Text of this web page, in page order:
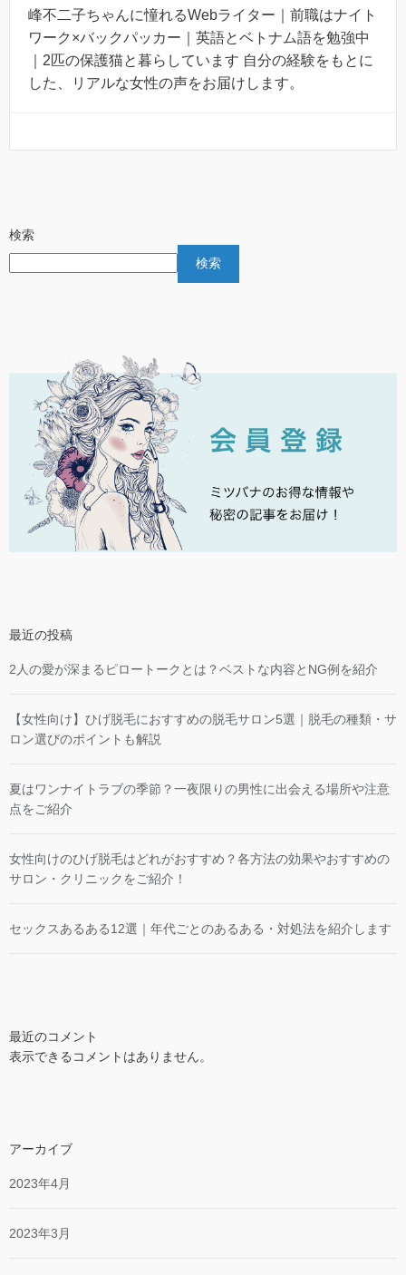
峰不二子ちゃんに憧れるWebライター｜前職はナイト
ワーク×バックパッカー｜英語とベトナム語を勉強中
｜2匹の保護猫と暮らしています 自分の経験をもとに
した、リアルな女性の声をお届けします。
検索
検索
最近の投稿
2人の愛が深まるピロートークとは？ベストな内容とNG例を紹介
【女性向け】ひげ脱毛におすすめの脱毛サロン5選｜脱毛の種類・サ
ロン選びのポイントも解説
夏はワンナイトラブの季節？一夜限りの男性に出会える場所や注意
点をご紹介
女性向けのひげ脱毛はどれがおすすめ？各方法の効果やおすすめの
サロン・クリニックをご紹介！
セックスあるある12選｜年代ごとのあるある・対処法を紹介します
最近のコメント
表示できるコメントはありません。
アーカイブ
2023年4月
2023年3月